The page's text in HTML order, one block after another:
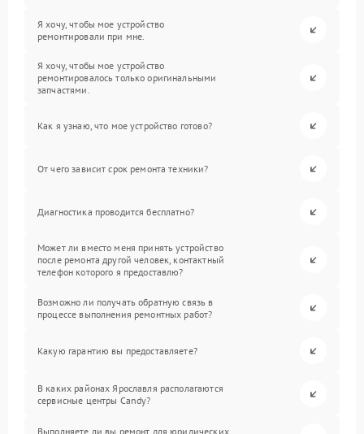
Я хочу, чтобы мое устройство
ремонтировали при мне.
Я хочу, чтобы мое устройство
ремонтировалось только оригинальными
запчастями.
Как я узнаю, что мое устройство готово?
От чего зависит срок ремонта техники?
Диагностика проводится бесплатно?
Может ли вместо меня принять устройство
после ремонта другой человек, контактный
телефон которого я предоставлю?
Возможно ли получать обратную связь в
процессе выполнения ремонтных работ?
Какую гарантию вы предоставляете?
В каких районах Ярославля располагаются
сервисные центры Candy?
Выполняете ли вы ремонт для юридических